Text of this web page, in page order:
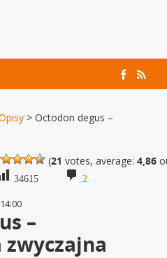
>Octodon degus –
(21 votes, average:4,86
34615 2
–